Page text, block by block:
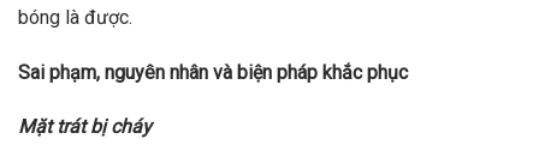
bóng là được.
Sai phạm, nguyên nhân và biện pháp khắc phục
Mặt trát bị cháy